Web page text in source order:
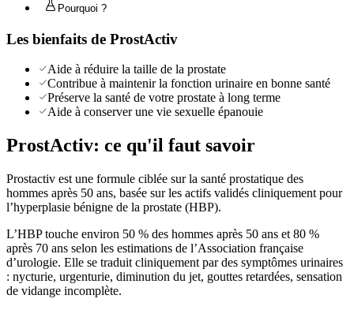
Pourquoi ?
Les bienfaits de ProstActiv
Aide à réduire la taille de la prostate
Contribue à maintenir la fonction urinaire en bonne santé
Préserve la santé de votre prostate à long terme
Aide à conserver une vie sexuelle épanouie
ProstActiv: ce qu'il faut savoir
Prostactiv est une formule ciblée sur la santé prostatique des
hommes après 50 ans, basée sur les actifs validés cliniquement pour
l’hyperplasie bénigne de la prostate (HBP).
L’HBP touche environ 50 % des hommes après 50 ans et 80 %
après 70 ans selon les estimations de l’Association française
d’urologie. Elle se traduit cliniquement par des symptômes urinaires
: nycturie, urgenturie, diminution du jet, gouttes retardées, sensation
de vidange incomplète.